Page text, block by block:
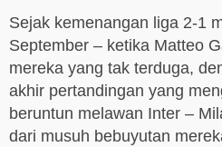
Sejak kemenangan liga 2-1
September – ketika Matteo
mereka yang tak terduga,
akhir pertandingan yang
beruntun melawan Inter –
dari musuh bebuyutan